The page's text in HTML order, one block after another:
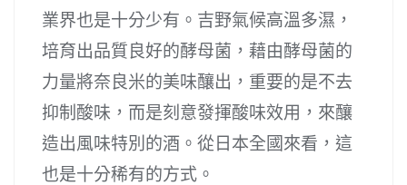
業界也是十分少有。吉野氣候高溫多濕，
培育出品質良好的酵母菌，藉由酵母菌的
力量將奈良米的美味釀出，重要的是不去
抑制酸味，而是刻意發揮酸味效用，來釀
造出風味特別的酒。從日本全國來看，這
也是十分稀有的方式。